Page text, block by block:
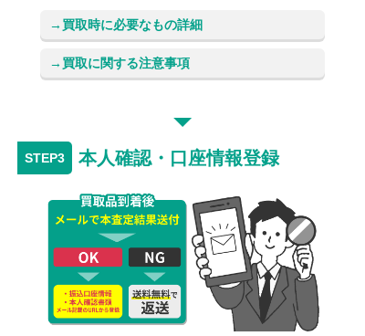
買取時に必要なもの詳細
買取に関する注意事項
本人確認・口座情報登録